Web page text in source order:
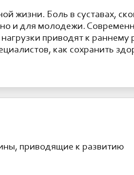
жизни. Боль в суставах,
и для молодежи.
приводят к раннему
как сохранить
приводящие к развитию